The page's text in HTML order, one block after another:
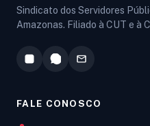
Sindicato dos Servidores
Amazonas. Filiado à CUT e à
FALE CONOSCO